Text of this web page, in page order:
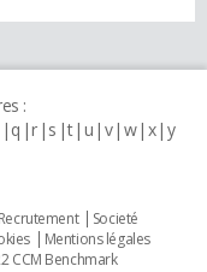
:
q r s t u v w x y
Recrutement
Societé
Mentions légales
CCM Benchmark